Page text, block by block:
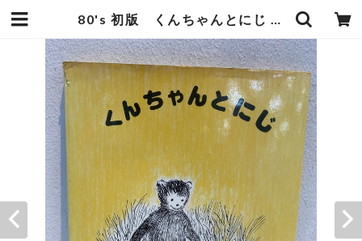
80's 初版 くんちゃんとにじ | zbooks